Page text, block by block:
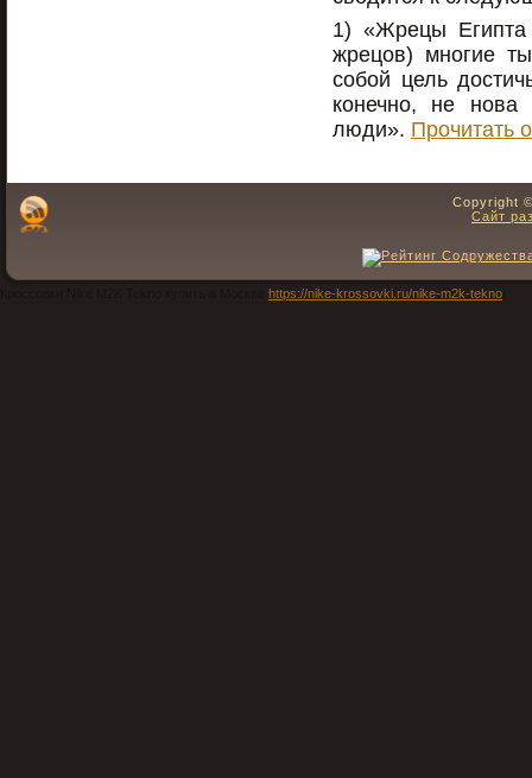
1) «Жрецы Египта
жрецов) многие
собой цель
конечно, не нова
люди». Прочитать
Copyright
Сайт
https://nike-krossovki.ru/nike-m2k-tekno